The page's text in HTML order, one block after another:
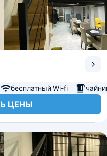
бесплатный Wi-fi
ЦЕНЫ